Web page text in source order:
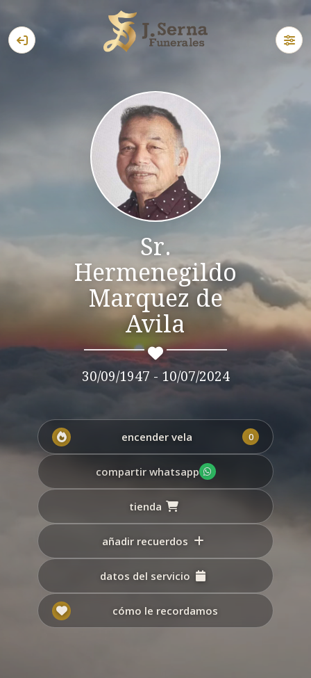
Sr.
Hermenegildo
Marquez de
Avila
30/09/1947 - 10/07/2024
encender vela 0
compartir whatsapp
tienda
añadir recuerdos
datos del servicio
cómo le recordamos